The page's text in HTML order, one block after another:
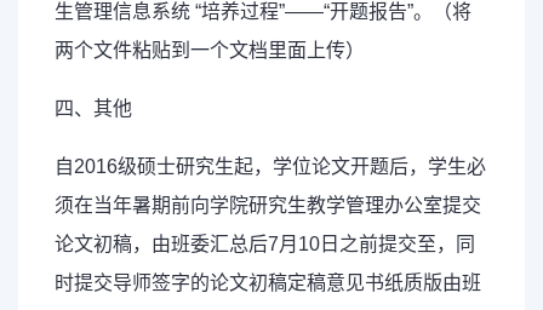
生管理信息系统 “培养过程”——“开题报告”。（将
两个文件粘贴到一个文档里面上传）
四、其他
自2016级硕士研究生起，学位论文开题后，学生必
须在当年暑期前向学院研究生教学管理办公室提交
论文初稿，由班委汇总后7月10日之前提交至，同
时提交导师签字的论文初稿定稿意见书纸质版由班